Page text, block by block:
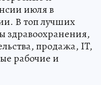
июля в
В топ лучших
здравоохранения,
продажа, IT,
рабочие и